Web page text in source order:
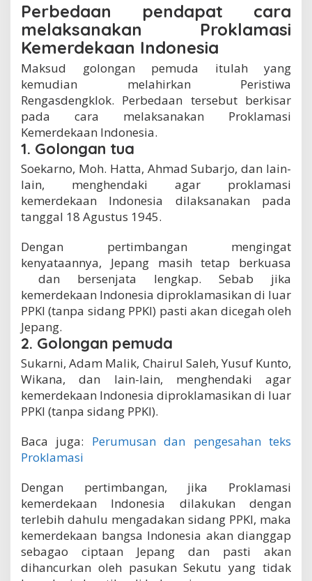
Perbedaan pendapat cara
melaksanakan Proklamasi
Kemerdekaan Indonesia
Maksud golongan pemuda itulah yang
kemudian melahirkan Peristiwa
Rengasdengklok. Perbedaan tersebut berkisar
pada cara melaksanakan Proklamasi
Kemerdekaan Indonesia.
1. Golongan tua
Soekarno, Moh. Hatta, Ahmad Subarjo, dan lain-
lain, menghendaki agar proklamasi
kemerdekaan Indonesia dilaksanakan pada
tanggal 18 Agustus 1945.
Dengan pertimbangan mengingat
kenyataannya, Jepang masih tetap berkuasa
dan bersenjata lengkap. Sebab jika
kemerdekaan Indonesia diproklamasikan di luar
PPKI (tanpa sidang PPKI) pasti akan dicegah oleh
Jepang.
2. Golongan pemuda
Sukarni, Adam Malik, Chairul Saleh, Yusuf Kunto,
Wikana, dan lain-lain, menghendaki agar
kemerdekaan Indonesia diproklamasikan di luar
PPKI (tanpa sidang PPKI).
Baca juga: Perumusan dan pengesahan teks
Proklamasi
Dengan pertimbangan, jika Proklamasi
kemerdekaan Indonesia dilakukan dengan
terlebih dahulu mengadakan sidang PPKI, maka
kemerdekaan bangsa Indonesia akan dianggap
sebagao ciptaan Jepang dan pasti akan
dihancurkan oleh pasukan Sekutu yang tidak